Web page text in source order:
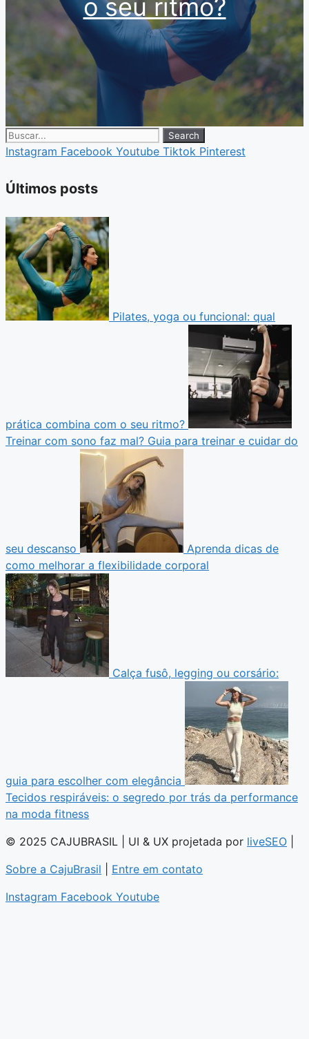
o seu ritmo?
Search
Instagram Facebook Youtube Tiktok Pinterest
Últimos posts
Pilates, yoga ou funcional: qual
prática combina com o seu ritmo?
Treinar com sono faz mal? Guia para treinar e cuidar do
seu descanso
Aprenda dicas de
como melhorar a flexibilidade corporal
Calça fusô, legging ou corsário:
guia para escolher com elegância
Tecidos respiráveis: o segredo por trás da performance
na moda fitness
© 2025 CAJUBRASIL | UI & UX projetada por liveSEO
Sobre a CajuBrasil
Entre em contato
Instagram Facebook Youtube